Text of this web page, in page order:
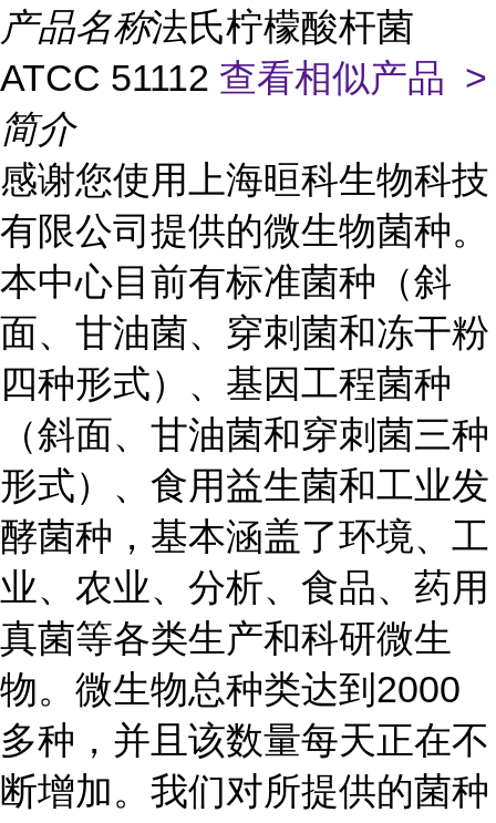
产品名称法氏柠檬酸杆菌
ATCC 51112 查看相似产品 >
简介
感谢您使用上海晅科生物科技
有限公司提供的微生物菌种。
本中心目前有标准菌种（斜
面、甘油菌、穿刺菌和冻干粉
四种形式）、基因工程菌种
（斜面、甘油菌和穿刺菌三种
形式）、食用益生菌和工业发
酵菌种，基本涵盖了环境、工
业、农业、分析、食品、药用
真菌等各类生产和科研微生
物。微生物总种类达到2000
多种，并且该数量每天正在不
断增加。我们对所提供的菌种